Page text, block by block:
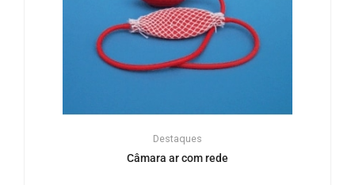
Destaques
Câmara ar com rede